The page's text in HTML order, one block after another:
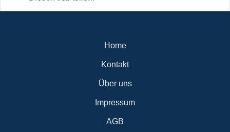
Home
Kontakt
Über uns
Impressum
AGB